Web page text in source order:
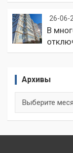
26-06-
В
Архивы